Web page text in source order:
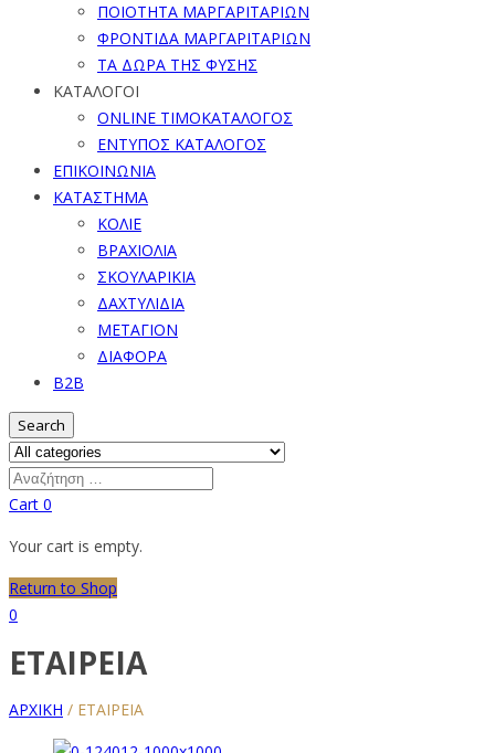
ΠΟΙΟΤΗΤΑ ΜΑΡΓΑΡΙΤΑΡΙΩΝ
ΦΡΟΝΤΙΔΑ ΜΑΡΓΑΡΙΤΑΡΙΩΝ
ΤΑ ΔΩΡΑ ΤΗΣ ΦΥΣΗΣ
ΚΑΤΑΛΟΓΟΙ
ONLINE ΤΙΜΟΚΑΤΑΛΟΓΟΣ
ΕΝΤΥΠΟΣ ΚΑΤΑΛΟΓΟΣ
ΕΠΙΚΟΙΝΩΝΙΑ
ΚΑΤΑΣΤΗΜΑ
ΚΟΛΙΕ
ΒΡΑΧΙΟΛΙΑ
ΣΚΟΥΛΑΡΙΚΙΑ
ΔΑΧΤΥΛΙΔΙΑ
ΜΕΤΑΓΙΟΝ
ΔΙΑΦΟΡΑ
B2B
Search
Cart 0
Your cart is empty.
Return to Shop
0
ΕΤΑΙΡΕΙΑ
ΑΡΧΙΚΗ / ΕΤΑΙΡΕΙΑ